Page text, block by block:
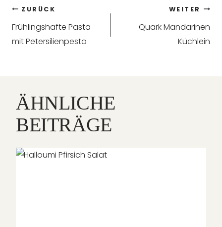
Beitragsnavigation
ZURÜCK
Frühlingshafte Pasta
mit Petersilienpesto
WEITER
Quark Mandarinen
Küchlein
ÄHNLICHE
BEITRÄGE